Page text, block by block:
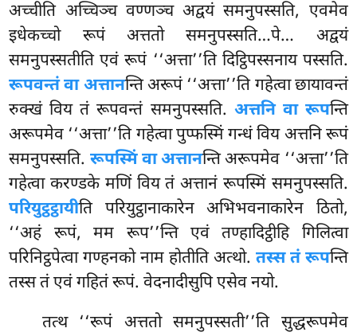
अच्चीति अच्चिञ्च वण्णञ्च अद्वयं समनुपस्सति, एवमेव
इधेकच्चो रूपं अत्ततो समनुपस्सति…पे… अद्वयं
समनुपस्सतीति एवं रूपं ‘‘अत्ता’’ति दिट्ठिपस्सनाय पस्सति.
रूपवन्तं वा अत्तानन्ति अरूपं ‘‘अत्ता’’ति गहेत्वा छायावन्तं
रुक्खं विय तं रूपवन्तं समनुपस्सति. अत्तनि वा रूपन्ति
अरूपमेव ‘‘अत्ता’’ति गहेत्वा पुप्फस्मिं गन्धं विय अत्तनि रूपं
समनुपस्सति. रूपस्मिं वा अत्तानन्ति अरूपमेव ‘‘अत्ता’’ति
गहेत्वा करण्डके मणिं विय तं अत्तानं रूपस्मिं समनुपस्सति.
परियुट्ठट्ठायीति परियुट्ठानाकारेन अभिभवनाकारेन ठितो,
‘‘अहं रूपं, मम रूप’’न्ति एवं तण्हादिट्ठीहि गिलित्वा
परिनिट्ठपेत्वा गण्हनको नाम होतीति अत्थो. तस्स तं रूपन्ति
तस्स तं एवं गहितं रूपं. वेदनादीसुपि एसेव नयो.
तत्थ ‘‘रूपं अत्ततो समनुपस्सती’’ति सुद्धरूपमेव